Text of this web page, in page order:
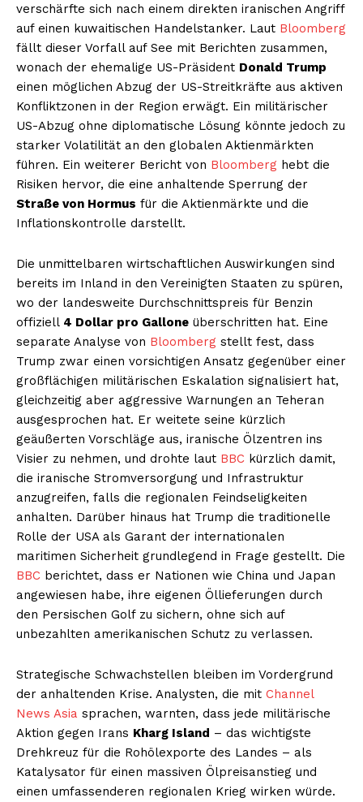
verschärfte sich nach einem direkten iranischen Angriff
auf einen kuwaitischen Handelstanker. Laut Bloomberg
fällt dieser Vorfall auf See mit Berichten zusammen,
wonach der ehemalige US-Präsident Donald Trump
einen möglichen Abzug der US-Streitkräfte aus aktiven
Konfliktzonen in der Region erwägt. Ein militärischer
US-Abzug ohne diplomatische Lösung könnte jedoch zu
starker Volatilität an den globalen Aktienmärkten
führen. Ein weiterer Bericht von Bloomberg hebt die
Risiken hervor, die eine anhaltende Sperrung der
Straße von Hormus für die Aktienmärkte und die
Inflationskontrolle darstellt.
Die unmittelbaren wirtschaftlichen Auswirkungen sind
bereits im Inland in den Vereinigten Staaten zu spüren,
wo der landesweite Durchschnittspreis für Benzin
offiziell 4 Dollar pro Gallone überschritten hat. Eine
separate Analyse von Bloomberg stellt fest, dass
Trump zwar einen vorsichtigen Ansatz gegenüber einer
großflächigen militärischen Eskalation signalisiert hat,
gleichzeitig aber aggressive Warnungen an Teheran
ausgesprochen hat. Er weitete seine kürzlich
geäußerten Vorschläge aus, iranische Ölzentren ins
Visier zu nehmen, und drohte laut BBC kürzlich damit,
die iranische Stromversorgung und Infrastruktur
anzugreifen, falls die regionalen Feindseligkeiten
anhalten. Darüber hinaus hat Trump die traditionelle
Rolle der USA als Garant der internationalen
maritimen Sicherheit grundlegend in Frage gestellt. Die
BBC berichtet, dass er Nationen wie China und Japan
angewiesen habe, ihre eigenen Öllieferungen durch
den Persischen Golf zu sichern, ohne sich auf
unbezahlten amerikanischen Schutz zu verlassen.
Strategische Schwachstellen bleiben im Vordergrund
der anhaltenden Krise. Analysten, die mit Channel
News Asia sprachen, warnten, dass jede militärische
Aktion gegen Irans Kharg Island – das wichtigste
Drehkreuz für die Rohölexporte des Landes – als
Katalysator für einen massiven Ölpreisanstieg und
einen umfassenderen regionalen Krieg wirken würde.